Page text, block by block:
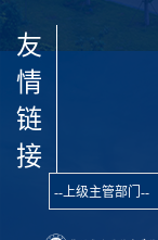
友
情
链
接